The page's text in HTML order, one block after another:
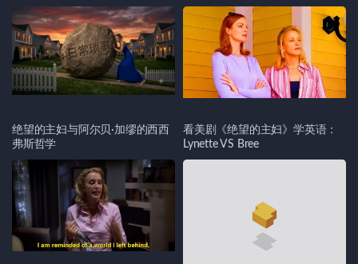
绝望的主妇与阿尔贝·加缪的西西
弗斯哲学
看美剧《绝望的主妇》学英语：
Lynette VS Bree